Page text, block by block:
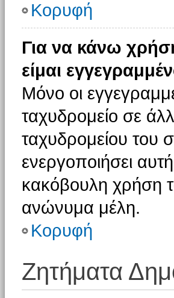
Κορυφή
Για να κάνω
είμαι
Μόνο οι
ταχυδρομείο σε
ταχυδρομείου του
ενεργοποιήσει
κακόβουλη χρήση
ανώνυμα μέλη.
Κορυφή
Ζητήματα